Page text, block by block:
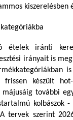
kiszerelésben
ételek iránti
irányait is
készült
további
kolbászok
tervek szerint